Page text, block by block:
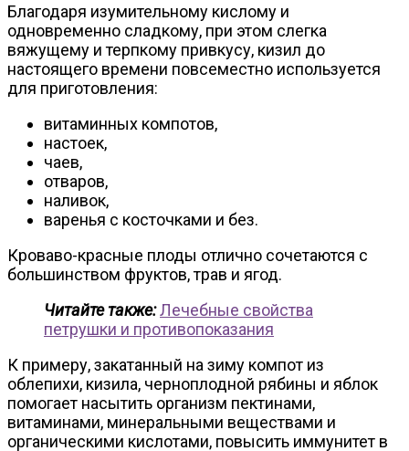
Благодаря изумительному кислому и
одновременно сладкому, при этом слегка
вяжущему и терпкому привкусу, кизил до
настоящего времени повсеместно используется
для приготовления:
витаминных компотов,
настоек,
чаев,
отваров,
наливок,
варенья с косточками и без.
Кроваво-красные плоды отлично сочетаются с
большинством фруктов, трав и ягод.
Читайте также:Лечебные свойства
петрушки и противопоказания
К примеру, закатанный на зиму компот из
облепихи, кизила, черноплодной рябины и яблок
помогает насытить организм пектинами,
витаминами, минеральными веществами и
органическими кислотами, повысить иммунитет в